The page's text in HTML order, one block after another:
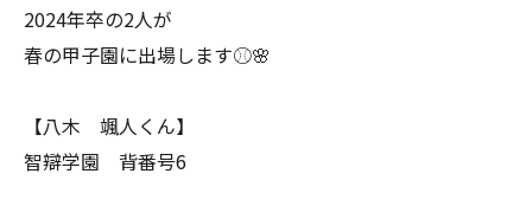
2024年卒の2人が
春の甲子園に出場します⚾️🌸
【八木 颯人くん】
智辯学園 背番号6